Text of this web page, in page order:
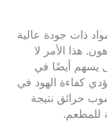
ذات جودة عالية
هذا الأمر لا
يسهم أيضًا في
كفاءة الهود في
حرائق نتيجة
للمطعم.